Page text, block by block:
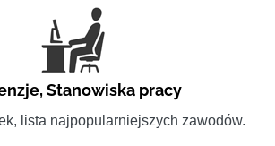
,Stanowiska pracy
lista najpopularniejszych zawodów.